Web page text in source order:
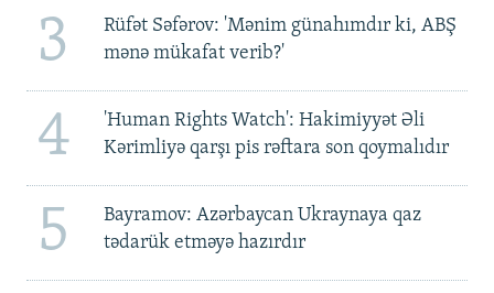
3
Rüfət Səfərov: 'Mənim günahımdır ki, ABŞ
mənə mükafat verib?'
4
'Human Rights Watch': Hakimiyyət Əli
Kərimliyə qarşı pis rəftara son qoymalıdır
5
Bayramov: Azərbaycan Ukraynaya qaz
tədarük etməyə hazırdır